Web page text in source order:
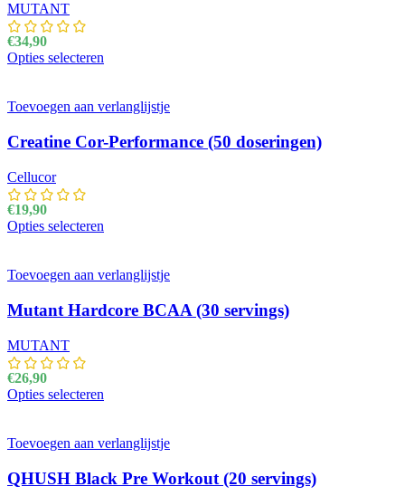
MUTANT
€34,90
Opties selecteren
Toevoegen aan verlanglijstje
Creatine Cor-Performance (50 doseringen)
Cellucor
€19,90
Opties selecteren
Toevoegen aan verlanglijstje
Mutant Hardcore BCAA (30 servings)
MUTANT
€26,90
Opties selecteren
Toevoegen aan verlanglijstje
QHUSH Black Pre Workout (20 servings)